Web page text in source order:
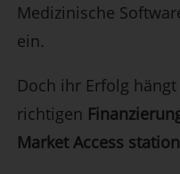
Medizinische
ein.
Doch ihr Erfolg
richtigen
Market Access